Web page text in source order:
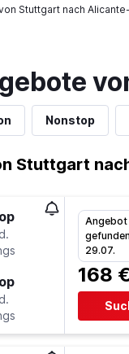
Stuttgart nach
Nonstop
Stuttgart
Angebot
29.07.
168 €